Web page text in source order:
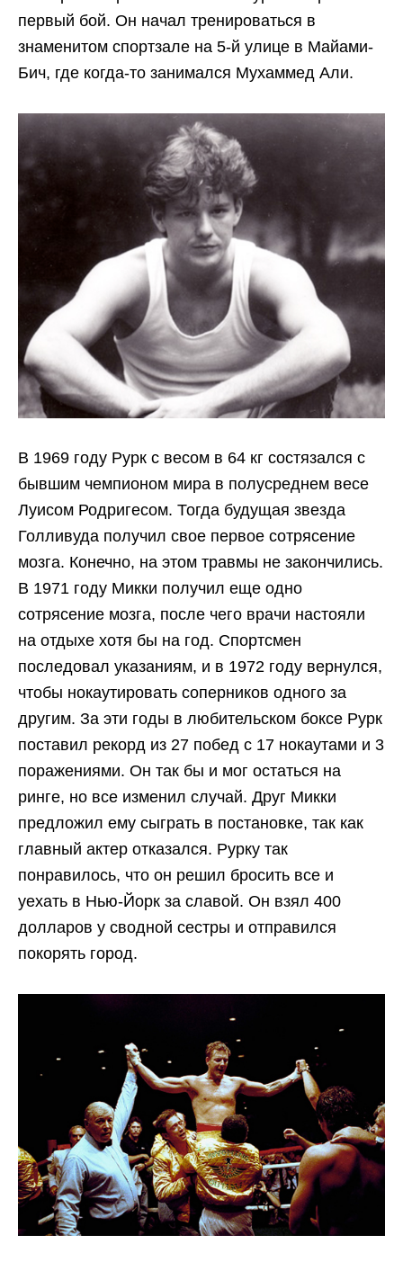
первый бой. Он начал тренироваться в
знаменитом спортзале на 5-й улице в Майами-
Бич, где когда-то занимался Мухаммед Али.
В 1969 году Рурк с весом в 64 кг состязался с
бывшим чемпионом мира в полусреднем весе
Луисом Родригесом. Тогда будущая звезда
Голливуда получил свое первое сотрясение
мозга. Конечно, на этом травмы не закончились.
В 1971 году Микки получил еще одно
сотрясение мозга, после чего врачи настояли
на отдыхе хотя бы на год. Спортсмен
последовал указаниям, и в 1972 году вернулся,
чтобы нокаутировать соперников одного за
другим. За эти годы в любительском боксе Рурк
поставил рекорд из 27 побед с 17 нокаутами и 3
поражениями. Он так бы и мог остаться на
ринге, но все изменил случай. Друг Микки
предложил ему сыграть в постановке, так как
главный актер отказался. Рурку так
понравилось, что он решил бросить все и
уехать в Нью-Йорк за славой. Он взял 400
долларов у сводной сестры и отправился
покорять город.